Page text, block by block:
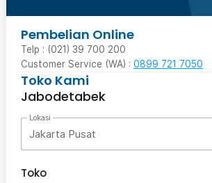
Pembelian Online
Telp : (021) 39 700 200
Customer Service (WA) : 0899 721 7050
Toko Kami
Jabodetabek
Lokasi
Jakarta Pusat
Toko